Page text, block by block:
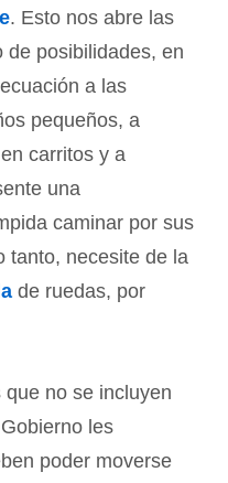
. Esto nos abre las
de posibilidades, en
a las
pequeños, a
carritos y a
una
caminar por sus
tanto, necesite de la
de ruedas, por
no se incluyen
les
poder moverse